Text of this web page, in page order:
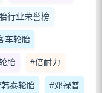
行业荣誉榜
车轮胎
胎 #倍耐力
泰轮胎 #邓禄普